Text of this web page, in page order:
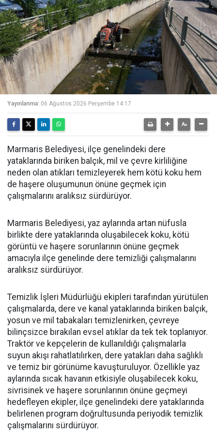
Yayınlanma: 06 Ağustos 2026 Perşembe 14:17
Marmaris Belediyesi, ilçe genelindeki dere
yataklarında biriken balçık, mil ve çevre kirliliğine
neden olan atıkları temizleyerek hem kötü koku hem
de haşere oluşumunun önüne geçmek için
çalışmalarını aralıksız sürdürüyor.
Marmaris Belediyesi, yaz aylarında artan nüfusla
birlikte dere yataklarında oluşabilecek koku, kötü
görüntü ve haşere sorunlarının önüne geçmek
amacıyla ilçe genelinde dere temizliği çalışmalarını
aralıksız sürdürüyor.
Temizlik İşleri Müdürlüğü ekipleri tarafından yürütülen
çalışmalarda, dere ve kanal yataklarında biriken balçık,
yosun ve mil tabakaları temizlenirken, çevreye
bilinçsizce bırakılan evsel atıklar da tek tek toplanıyor.
Traktör ve kepçelerin de kullanıldığı çalışmalarla
suyun akışı rahatlatılırken, dere yatakları daha sağlıklı
ve temiz bir görünüme kavuşturuluyor. Özellikle yaz
aylarında sıcak havanın etkisiyle oluşabilecek koku,
sivrisinek ve haşere sorunlarının önüne geçmeyi
hedefleyen ekipler, ilçe genelindeki dere yataklarında
belirlenen program doğrultusunda periyodik temizlik
çalışmalarını sürdürüyor.